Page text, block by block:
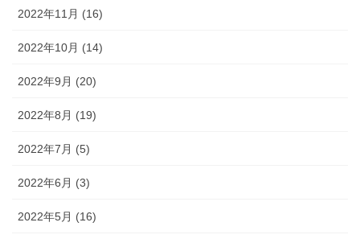
2022年11月 (16)
2022年10月 (14)
2022年9月 (20)
2022年8月 (19)
2022年7月 (5)
2022年6月 (3)
2022年5月 (16)